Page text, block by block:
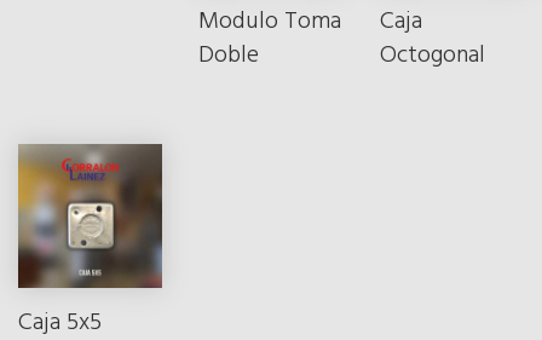
Modulo Toma
Doble
Caja
Octogonal
Caja 5x5